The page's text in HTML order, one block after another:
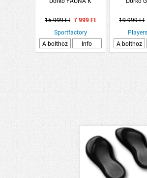
15 999 Ft 7 999 Ft
Sportfactory
A bolthoz
Info
19 999 Ft
A bolthoz